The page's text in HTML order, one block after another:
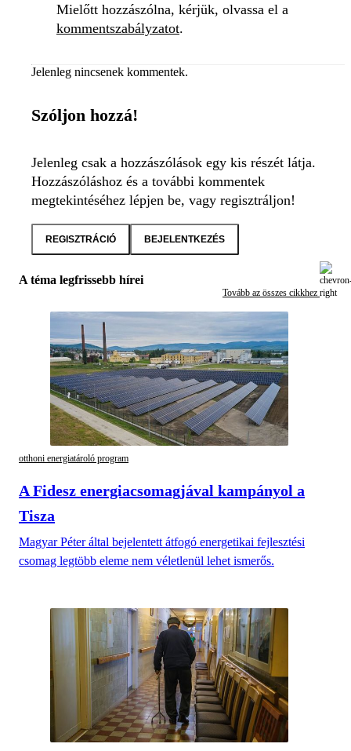
Mielőtt hozzászólna, kérjük, olvassa el a
kommentszabályzatot.
Jelenleg nincsenek kommentek.
Szóljon hozzá!
Jelenleg csak a hozzászólások egy kis részét látja.
Hozzászóláshoz és a további kommentek
megtekintéséhez lépjen be, vagy regisztráljon!
REGISZTRÁCIÓ BEJELENTKEZÉS
A téma legfrissebb hírei
Tovább az összes cikkhez
otthoni energiatároló program
A Fidesz energiacsomagjával kampányol a
Tisza
Magyar Péter által bejelentett átfogó energetikai fejlesztési
csomag legtöbb eleme nem véletlenül lehet ismerős.